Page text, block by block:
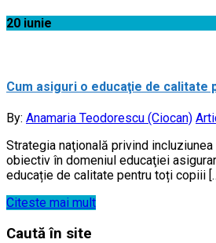
20 iunie
Cum asiguri o educaţie de calitate
By: Anamaria Teodorescu (Ciocan)
Strategia naţională privind
obiectiv în domeniul educaţiei
educație de calitate pentru toți copiii
Citeste mai mult
Caută în site